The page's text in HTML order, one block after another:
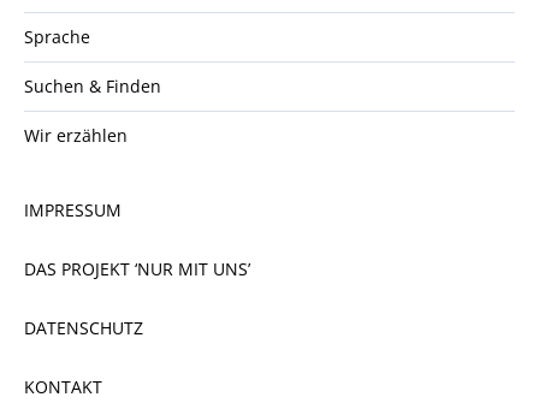
Sprache
Suchen & Finden
Wir erzählen
IMPRESSUM
DAS PROJEKT ‘NUR MIT UNS’
DATENSCHUTZ
KONTAKT